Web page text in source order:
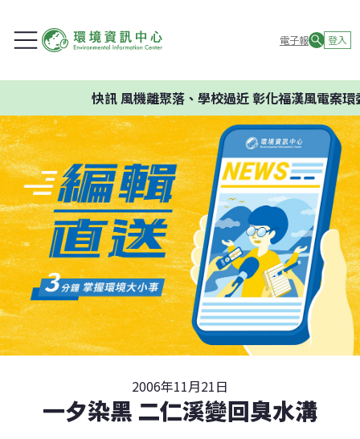
電子報 登入
快訊風機離聚落、學校過近 彰化福漢風電案環
2006年11月21日
一夕染黑 二仁溪變回臭水溝